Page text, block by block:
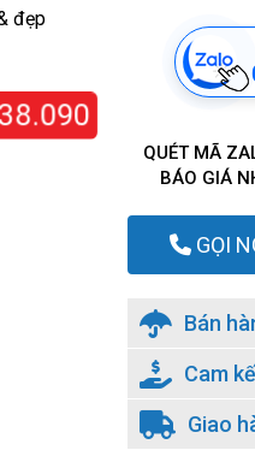
đẹp
QUÉT MÃ
BÁO GIÁ
GỌI
Bán
Cam
Giao